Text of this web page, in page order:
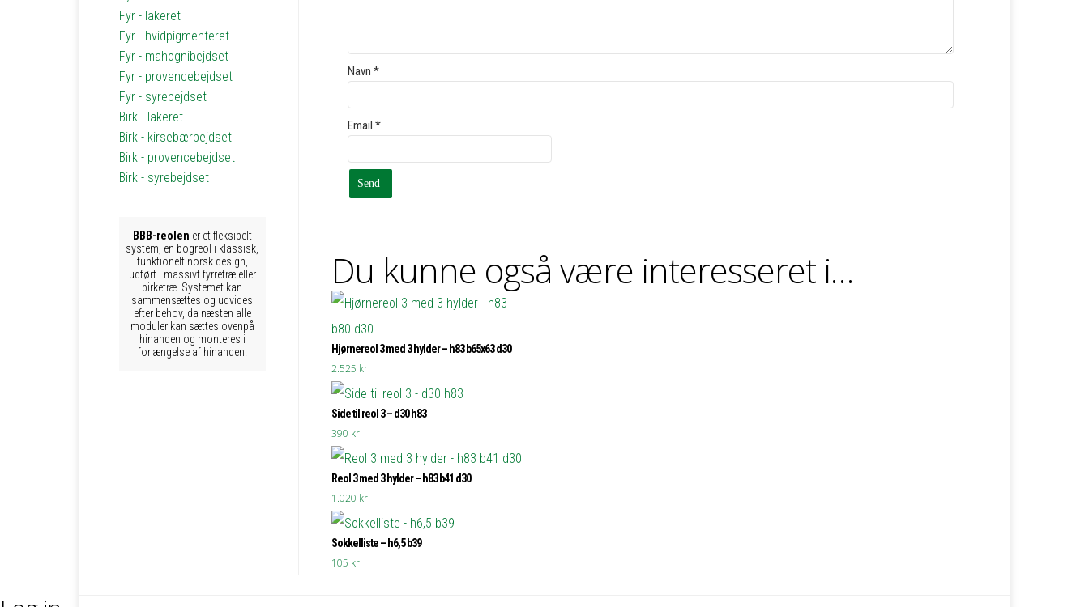
Navn *
Email *
Du kunne også være interesseret i…
Hjørnereol 3 med 3 hylder – h83 b65x63 d30
2.525 kr.
Side til reol 3 – d30 h83
390 kr.
Reol 3 med 3 hylder – h83 b41 d30
1.020 kr.
Sokkelliste – h6,5 b39
105 kr.
Fyr - lakeret
Fyr - hvidpigmenteret
Fyr - mahognibejdset
Fyr - provencebejdset
Fyr - syrebejdset
Birk - lakeret
Birk - kirsebærbejdset
Birk - provencebejdset
Birk - syrebejdset
BBB-reolen er et fleksibelt
system, en bogreol i klassisk,
funktionelt norsk design,
udført i massivt fyrretræ eller
birketræ. Systemet kan
sammensættes og udvides
efter behov, da næsten alle
moduler kan sættes ovenpå
hinanden og monteres i
forlængelse af hinanden.